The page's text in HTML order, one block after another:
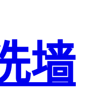
墙